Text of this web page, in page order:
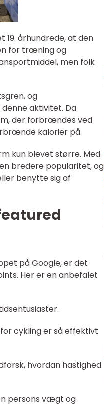
19. århundrede, at den
for træning og
men folk
og
aktivitet. Da
der forbrændes ved
kalorier på.
kun blevet større. Med
bredere popularitet, og
benytte sig af
på Google, er det
Her er en anbefalet
cykling er så effektivt
hvordan hastighed
persons vægt og